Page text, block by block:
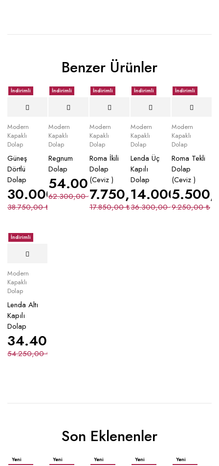
Benzer Ürünler
İndirimli
Modern
Kapaklı
Dolap
Güneş
Dörtlü
Dolap
38.750,00₺
30.000,00₺
İndirimli
Modern
Kapaklı
Dolap
Regnum
Dolap
62.300,00₺
54.000,00
İndirimli
Modern
Kapaklı
Dolap
Roma İkili
Dolap
(Ceviz )
17.850,00₺
7.750,00₺
İndirimli
Modern
Kapaklı
Dolap
Lenda Üç
Kapılı
Dolap
36.300,00₺
14.000,00₺
İndirimli
Modern
Kapaklı
Dolap
Roma Tekli
Dolap
(Ceviz )
9.250,00₺
İndirimli
Modern
Kapaklı
Dolap
Lenda Altı
Kapılı
Dolap
54.250,00₺
34.400,00
Son Eklenenler
Yeni
Yeni
Yeni
Yeni
Yeni